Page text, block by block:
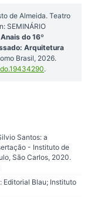
de Almeida. Teatro
SEMINÁRIO
Anais do 16º
Arquitetura
Brasil, 2026.
.
Santos: a
- Instituto de
São Carlos, 2020.
Editorial Blau; Instituto